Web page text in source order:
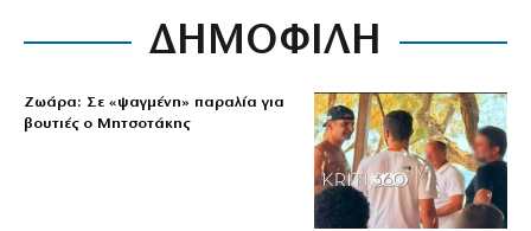
ΔΗΜΟΦΙΛΗ
Ζωάρα: Σε «ψαγμένη» παραλία για
βουτιές ο Μητσοτάκης